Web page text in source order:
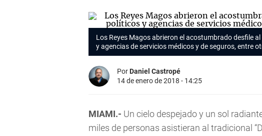
Los Reyes Magos abrieron el acostumbrado desfile
y agencias de servicios médicos y de seguros, entre
PorDaniel Castropé
14 de enero de 2018 - 14:25
MIAMI.- Un cielo despejado y un sol
miles de personas asistieran al tradicional